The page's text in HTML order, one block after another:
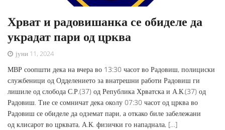
Хрват и радовишанка се обиделе да
украдат пари од црква
јуни 11, 2024
МВР соопшти дека на вчера во 13:30 часот во Радовиш, полициски
службеници од Одделението за внатрешни работи Радовиш ги
лишиле од слобода С.Р.(37) од Република Хрватска и А.К.(37) од
Радовиш. Тие се сомничат дека околу 07:30 часот од црква во
Радовиш се обиделе да одземат пари, а откако биле забележани
од клисарот во црквата, А.К. физички го нападнала, […]